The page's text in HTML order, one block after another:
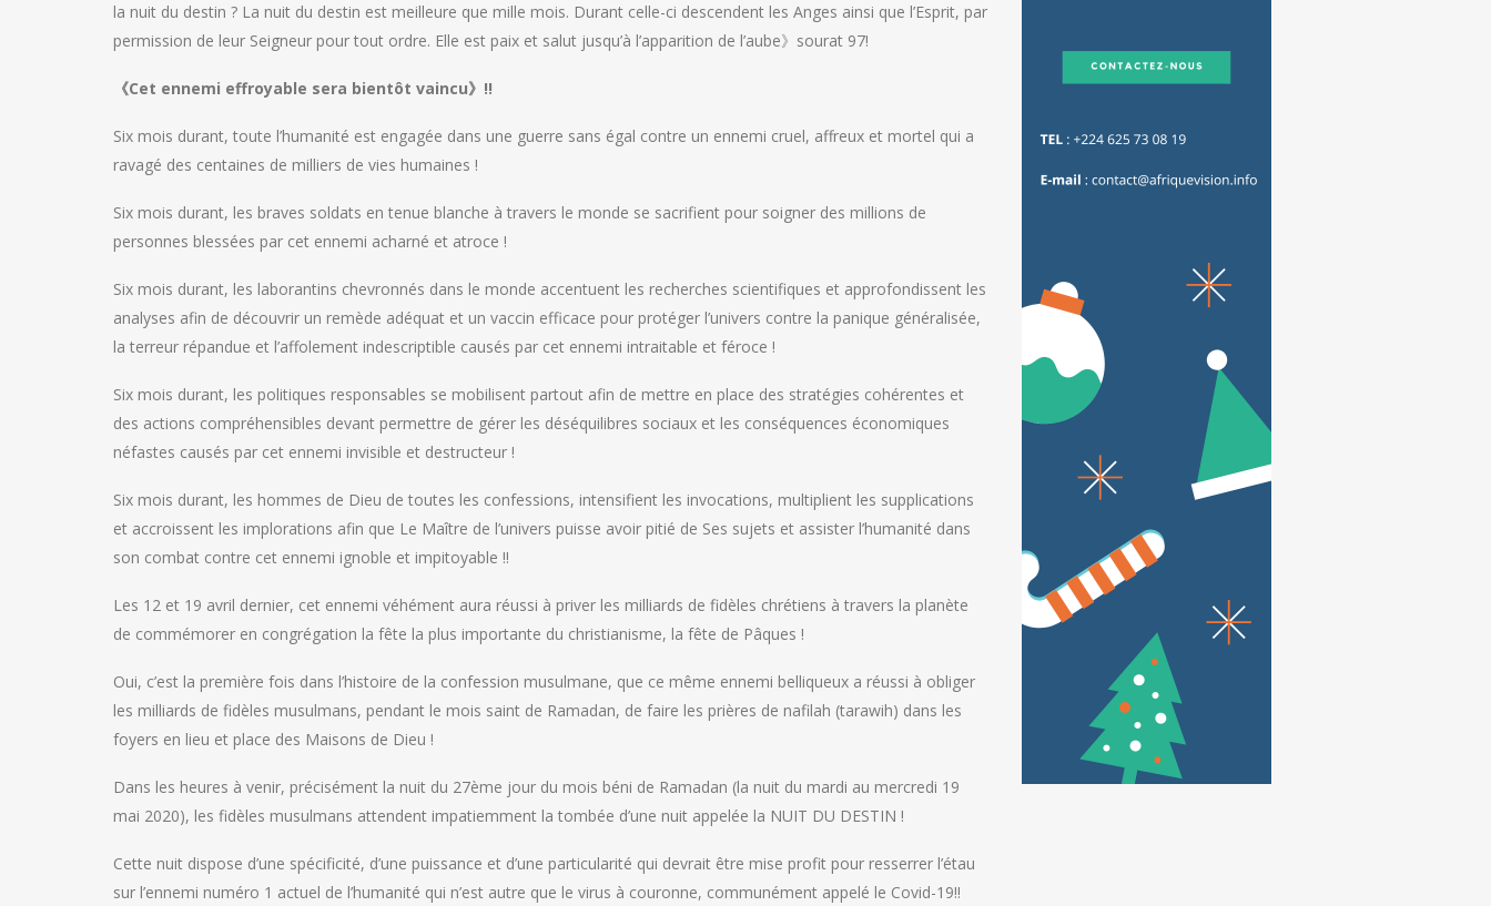
la nuit du destin ? La nuit du destin est meilleure que mille mois. Durant celle-ci descendent les Anges ainsi que l’Esprit, par
permission de leur Seigneur pour tout ordre. Elle est paix et salut jusqu’à l’apparition de l’aube》sourat 97!
《Cet ennemi effroyable sera bientôt vaincu》!!
Six mois durant, toute l’humanité est engagée dans une guerre sans égal contre un ennemi cruel, affreux et mortel qui a
ravagé des centaines de milliers de vies humaines !
Six mois durant, les braves soldats en tenue blanche à travers le monde se sacrifient pour soigner des millions de
personnes blessées par cet ennemi acharné et atroce !
Six mois durant, les laborantins chevronnés dans le monde accentuent les recherches scientifiques et approfondissent les
analyses afin de découvrir un remède adéquat et un vaccin efficace pour protéger l’univers contre la panique généralisée,
la terreur répandue et l’affolement indescriptible causés par cet ennemi intraitable et féroce !
Six mois durant, les politiques responsables se mobilisent partout afin de mettre en place des stratégies cohérentes et
des actions compréhensibles devant permettre de gérer les déséquilibres sociaux et les conséquences économiques
néfastes causés par cet ennemi invisible et destructeur !
Six mois durant, les hommes de Dieu de toutes les confessions, intensifient les invocations, multiplient les supplications
et accroissent les implorations afin que Le Maître de l’univers puisse avoir pitié de Ses sujets et assister l’humanité dans
son combat contre cet ennemi ignoble et impitoyable !!
Les 12 et 19 avril dernier, cet ennemi véhément aura réussi à priver les milliards de fidèles chrétiens à travers la planète
de commémorer en congrégation la fête la plus importante du christianisme, la fête de Pâques !
Oui, c’est la première fois dans l’histoire de la confession musulmane, que ce même ennemi belliqueux a réussi à obliger
les milliards de fidèles musulmans, pendant le mois saint de Ramadan, de faire les prières de nafilah (tarawih) dans les
foyers en lieu et place des Maisons de Dieu !
Dans les heures à venir, précisément la nuit du 27ème jour du mois béni de Ramadan (la nuit du mardi au mercredi 19
mai 2020), les fidèles musulmans attendent impatiemment la tombée d’une nuit appelée la NUIT DU DESTIN !
Cette nuit dispose d’une spécificité, d’une puissance et d’une particularité qui devrait être mise profit pour resserrer l’étau
sur l’ennemi numéro 1 actuel de l’humanité qui n’est autre que le virus à couronne, communément appelé le Covid-19!!